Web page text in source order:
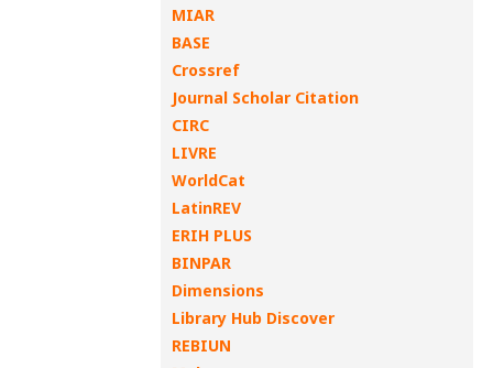
MIAR
BASE
Crossref
Journal Scholar Citation
CIRC
LIVRE
WorldCat
LatinREV
ERIH PLUS
BINPAR
Dimensions
Library Hub Discover
REBIUN